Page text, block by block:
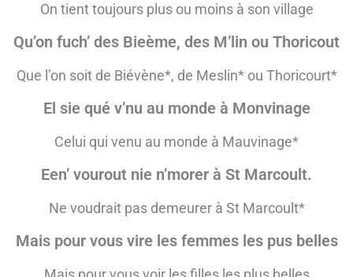
On tient toujours plus ou moins à son village
Qu’on fuch’ des Bieème, des M’lin ou Thoricout
Que l’on soit de Biévène*, de Meslin* ou Thoricourt*
El sie qué v’nu au monde à Monvinage
Celui qui venu au monde à Mauvinage*
Een’ vourout nie n’morer à St Marcoult.
Ne voudrait pas demeurer à St Marcoult*
Mais pour vous vire les femmes les pus belles